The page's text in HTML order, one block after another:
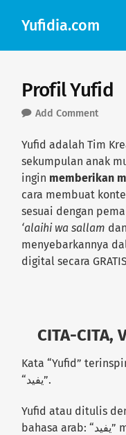
Yufidia.com
Profil Yufid
Add Comment
Yufid adalah Tim
sekumpulan anak
ingin memberikan
cara membuat
sesuai dengan
‘alaihi wa sallam
menyebarkannya
digital secara
CITA-CITA,
Kata “Yufid”
“يفيد”.
Yufid atau ditulis
bahasa arab: “يفيد” merupakan kata kerja yang